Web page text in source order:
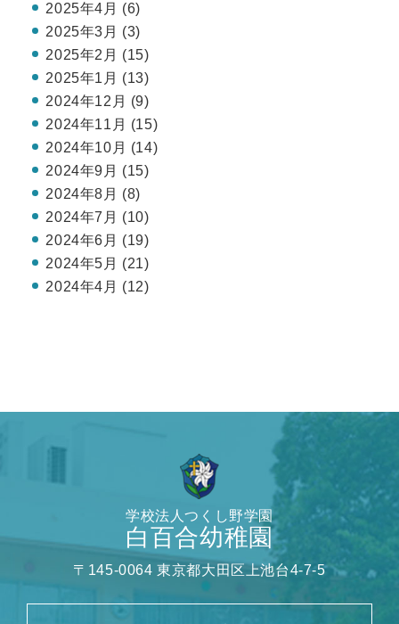
2025年4月 (6)
2025年3月 (3)
2025年2月 (15)
2025年1月 (13)
2024年12月 (9)
2024年11月 (15)
2024年10月 (14)
2024年9月 (15)
2024年8月 (8)
2024年7月 (10)
2024年6月 (19)
2024年5月 (21)
2024年4月 (12)
学校法人つくし野学園
白百合幼稚園
〒145-0064 東京都大田区上池台4-7-5